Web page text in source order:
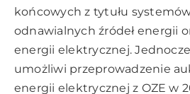
końcowych z tytułu
odnawialnych źródeł energii
energii elektrycznej.
umożliwi przeprowadzenie
energii elektrycznej z OZE w